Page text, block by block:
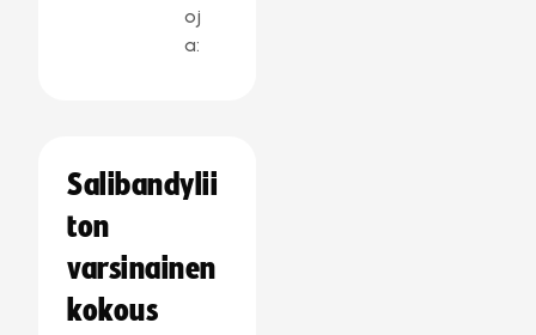
oj
a:
Salibandylii
ton
varsinainen
kokous